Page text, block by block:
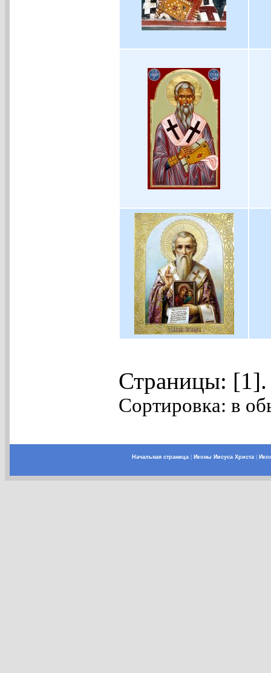
Страницы:
Сортировка: в
Начальная страница| Иконы Иисуса Христа|